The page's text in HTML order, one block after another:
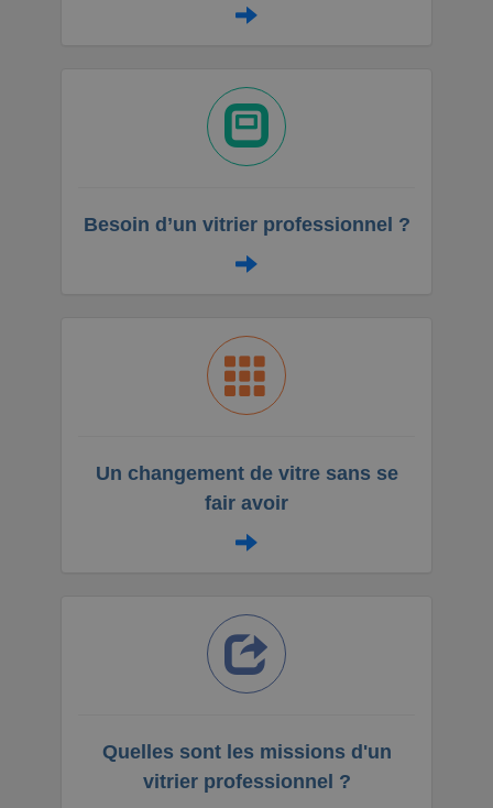
Besoin d’un vitrier professionnel ?
Un changement de vitre sans se
fair avoir
Quelles sont les missions d'un
vitrier professionnel ?